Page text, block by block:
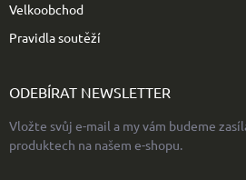
Velkoobchod
Pravidla soutěží
ODEBÍRAT NEWSLETTER
Vložte svůj e-mail a my vám budeme
produktech na našem e-shopu.